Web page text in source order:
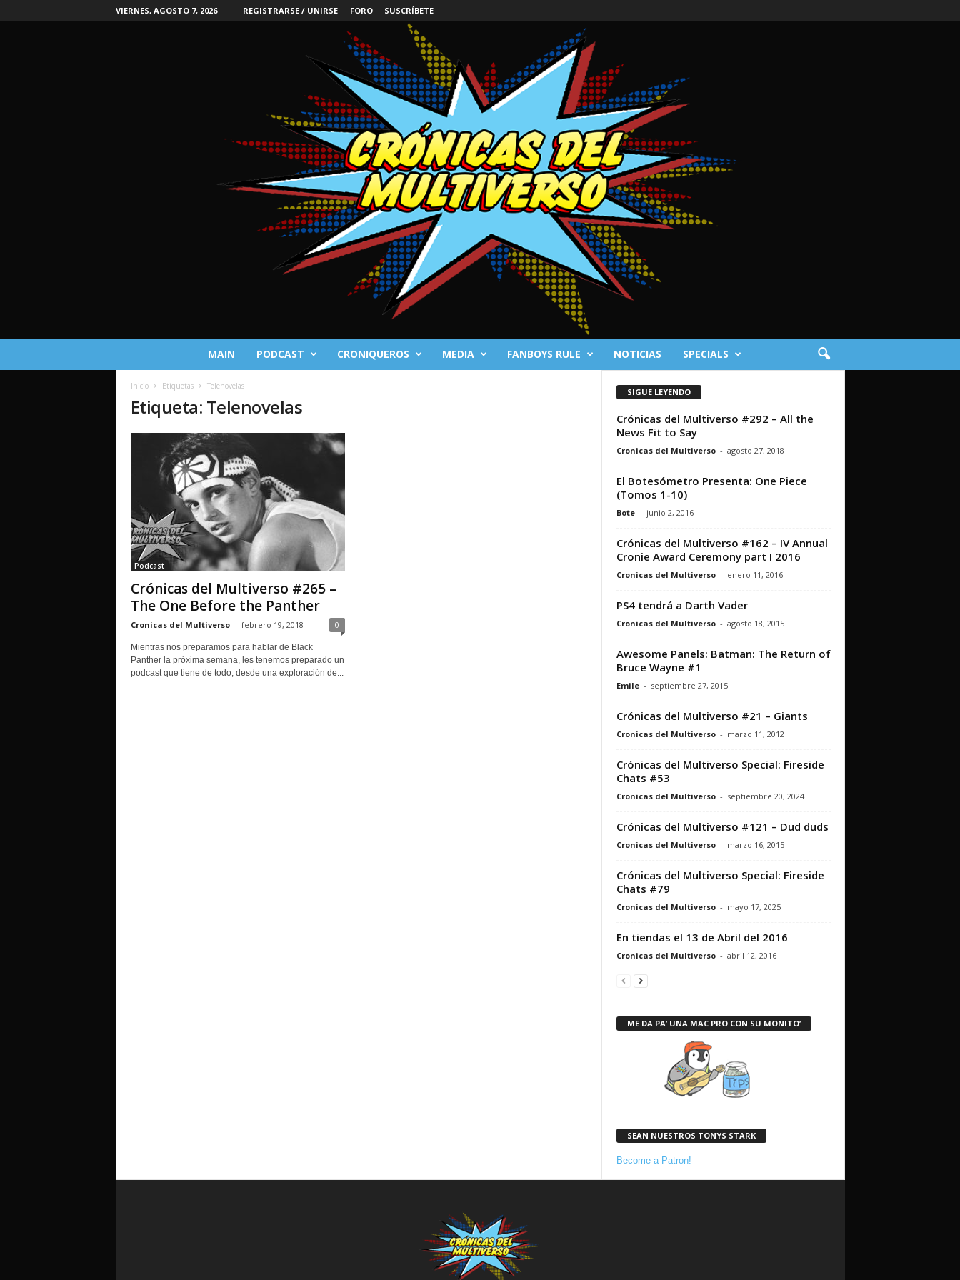
VIERNES, AGOSTO 7, 2026 REGISTRARSE / UNIRSE FORO SUSCRÍBETE
MAIN PODCAST CRONIQUEROS MEDIA FANBOYS RULE NOTICIAS SPECIALS
Inicio Etiquetas Telenovelas
Etiqueta: Telenovelas
Podcast
Crónicas del Multiverso #265 –
The One Before the Panther
Cronicas del Multiverso - febrero 19, 2018 0
Mientras nos preparamos para hablar de Black
Panther la próxima semana, les tenemos preparado un
podcast que tiene de todo, desde una exploración de...
SIGUE LEYENDO
Crónicas del Multiverso #292 – All the
News Fit to Say
Cronicas del Multiverso - agosto 27, 2018
El Botesómetro Presenta: One Piece
(Tomos 1-10)
Bote - junio 2, 2016
Crónicas del Multiverso #162 – IV Annual
Cronie Award Ceremony part I 2016
Cronicas del Multiverso - enero 11, 2016
PS4 tendrá a Darth Vader
Cronicas del Multiverso - agosto 18, 2015
Awesome Panels: Batman: The Return of
Bruce Wayne #1
Emile - septiembre 27, 2015
Crónicas del Multiverso #21 – Giants
Cronicas del Multiverso - marzo 11, 2012
Crónicas del Multiverso Special: Fireside
Chats #53
Cronicas del Multiverso - septiembre 20, 2024
Crónicas del Multiverso #121 – Dud duds
Cronicas del Multiverso - marzo 16, 2015
Crónicas del Multiverso Special: Fireside
Chats #79
Cronicas del Multiverso - mayo 17, 2025
En tiendas el 13 de Abril del 2016
Cronicas del Multiverso - abril 12, 2016
ME DA PA’ UNA MAC PRO CON SU MONITO’
SEAN NUESTROS TONYS STARK
Become a Patron!